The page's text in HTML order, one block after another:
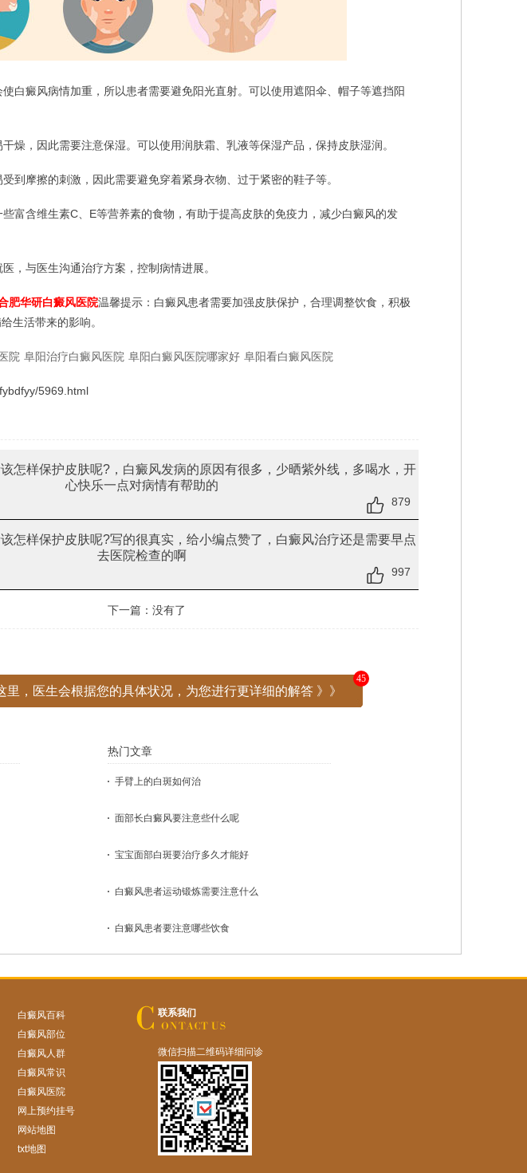
白癜风病情加重，所以患者需要避免阳光直射。可以使用遮阳伞、帽子等遮挡阳
燥，因此需要注意保湿。可以使用润肤霜、乳液等保湿产品，保持皮肤湿润。
到摩擦的刺激，因此需要避免穿着紧身衣物、过于紧密的鞋子等。
富含维生素C、E等营养素的食物，有助于提高皮肤的免疫力，减少白癜风的发
，与医生沟通治疗方案，控制病情进展。
肥华研白癜风医院温馨提示：白癜风患者需要加强皮肤保护，合理调整饮食，积极
生活带来的影响。
院 阜阳治疗白癜风医院 阜阳白癜风医院哪家好 阜阳看白癜风医院
5969.html
怎样保护皮肤呢? ，白癜风发病的原因有很多，少晒紫外线，多喝水，开
心快乐一点对病情有帮助的
879
怎样保护皮肤呢?写的很真实，给小编点赞了，白癜风治疗还是需要早点
去医院检查的啊
997
下一篇：没有了
45
里，医生会根据您的具体状况，为您进行更详细的解答 》》
热门文章
手臂上的白斑如何治
面部长白癜风要注意些什么呢
宝宝面部白斑要治疗多久才能好
白癜风患者运动锻炼需要注意什么
白癜风患者要注意哪些饮食
白癜风百科
白癜风部位
白癜风人群
白癜风常识
白癜风医院
网上预约挂号
网站地图
txt地图
联系我们
微信扫描二维码详细问诊